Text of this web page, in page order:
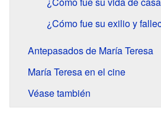
¿Cómo fue su exilio y
Antepasados de María Teresa
María Teresa en el cine
Véase también